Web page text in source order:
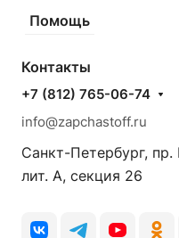
Помощь
Контакты
+7 (812) 765-06-74
info@zapchastoff.ru
Санкт-Петербург,
лит. А, секция 26